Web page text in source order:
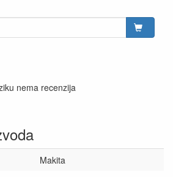
nema recenzija
Makita